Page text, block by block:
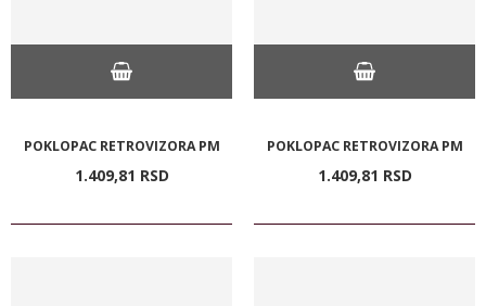
POKLOPAC RETROVIZORA PM
1.409,81 RSD
POKLOPAC RETROVIZORA PM
1.409,81 RSD